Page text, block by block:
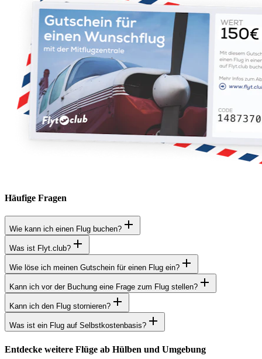
Häufige Fragen
Wie kann ich einen Flug buchen?
Was ist Flyt.club?
Wie löse ich meinen Gutschein für einen Flug ein?
Kann ich vor der Buchung eine Frage zum Flug stellen?
Kann ich den Flug stornieren?
Was ist ein Flug auf Selbstkostenbasis?
Entdecke weitere Flüge ab Hülben und Umgebung